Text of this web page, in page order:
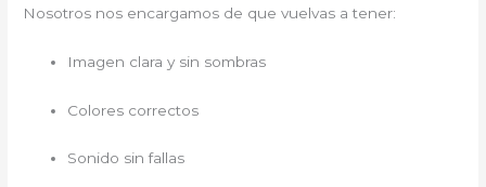
Nosotros nos encargamos de que vuelvas a tener:
Imagen clara y sin sombras
Colores correctos
Sonido sin fallas